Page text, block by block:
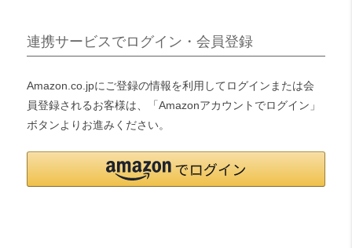
連携サービスでログイン・会員登録
Amazon.co.jpにご登録の情報を利用してログインまたは会
員登録されるお客様は、「Amazonアカウントでログイン」
ボタンよりお進みください。